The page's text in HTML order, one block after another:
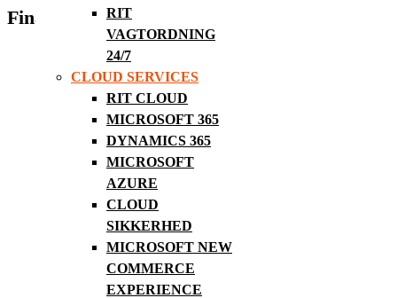
RIT
VAGTORDNING
24/7
CLOUD SERVICES
RIT CLOUD
MICROSOFT 365
DYNAMICS 365
MICROSOFT
AZURE
CLOUD
SIKKERHED
MICROSOFT NEW
COMMERCE
EXPERIENCE
Finance Assistant (Barsel)